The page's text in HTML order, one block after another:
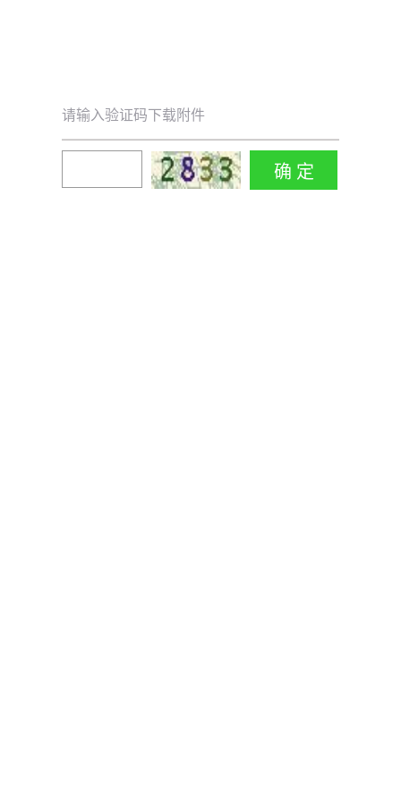
请输入验证码下载附件